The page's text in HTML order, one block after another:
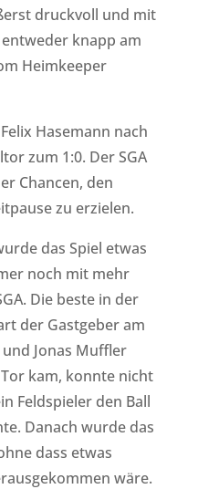
druckvoll und mit
knapp am
Heimkeeper
Hasemann nach
zum 1:0. Der SGA
Chancen, den
zu erzielen.
das Spiel etwas
noch mit mehr
Die beste in der
der Gastgeber am
Jonas Muffler
kam, konnte nicht
Feldspieler den Ball
Danach wurde das
dass etwas
wäre.